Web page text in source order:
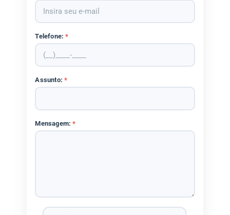
Telefone:*
Assunto:*
Mensagem:*